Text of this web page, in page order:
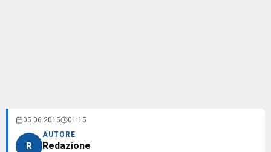
05.06.2015 01:15
R
AUTORE
Redazione